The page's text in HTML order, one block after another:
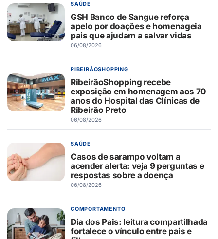
SAÚDE
GSH Banco de Sangue reforça
apelo por doações e homenageia
pais que ajudam a salvar vidas
06/08/2026
RIBEIRÃOSHOPPING
RibeirãoShopping recebe
exposição em homenagem aos 70
anos do Hospital das Clínicas de
Ribeirão Preto
06/08/2026
SAÚDE
Casos de sarampo voltam a
acender alerta: veja 9 perguntas e
respostas sobre a doença
06/08/2026
COMPORTAMENTO
Dia dos Pais: leitura compartilhada
fortalece o vínculo entre pais e